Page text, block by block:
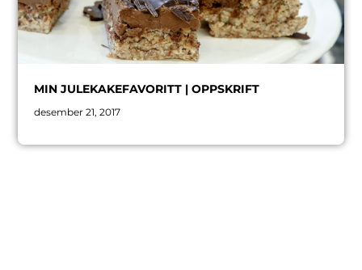
MIN JULEKAKEFAVORITT | OPPSKRIFT
desember 21, 2017